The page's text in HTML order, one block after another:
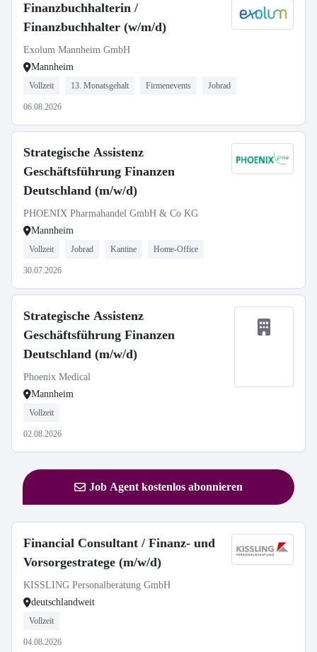
Finanzbuchhalterin /
Finanzbuchhalter (w/m/d)
Exolum Mannheim GmbH
Mannheim
Vollzeit 13. Monatsgehalt Firmenevents Jobrad
06.08.2026
Strategische Assistenz
Geschäftsführung Finanzen
Deutschland (m/w/d)
PHOENIX Pharmahandel GmbH & Co KG
Mannheim
Vollzeit Jobrad Kantine Home-Office
30.07.2026
Strategische Assistenz
Geschäftsführung Finanzen
Deutschland (m/w/d)
Phoenix Medical
Mannheim
Vollzeit
02.08.2026
Job Agent kostenlos abonnieren
Financial Consultant / Finanz- und
Vorsorgestratege (m/w/d)
KISSLING Personalberatung GmbH
deutschlandweit
Vollzeit
04.08.2026